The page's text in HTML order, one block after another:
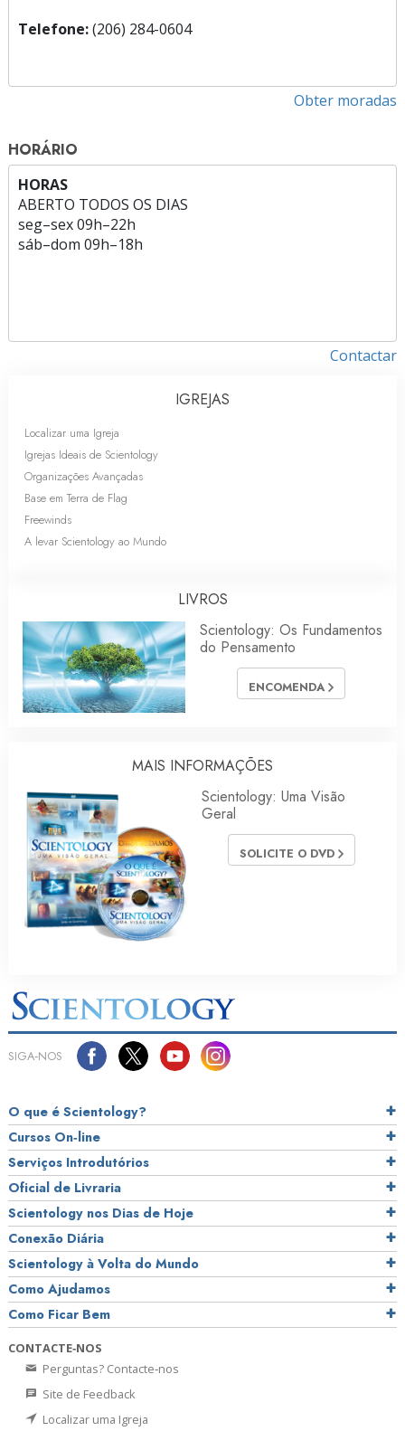
Telefone:(206) 284-0604
Obter moradas
HORÁRIO
HORAS
ABERTO TODOS OS DIAS
seg–sex09h–22h
sáb–dom 09h–18h
Contactar
IGREJAS
Localizar uma Igreja
Igrejas Ideais de Scientology
Organizações Avançadas
Base em Terra de Flag
Freewinds
A levar Scientology ao Mundo
LIVROS
Scientology: Os Fundamentos
do Pensamento
ENCOMENDA
MAIS INFORMAÇÕES
Scientology: Uma Visão
Geral
SOLICITE O DVD
SIGA‑NOS
O que é Scientology?
Cursos On‑line
Serviços Introdutórios
Oficial de Livraria
Scientology nos Dias de Hoje
Conexão Diária
Scientology à Volta do Mundo
Como Ajudamos
Como Ficar Bem
CONTACTE‑NOS
Perguntas? Contacte‑nos
Site de Feedback
Localizar uma Igreja